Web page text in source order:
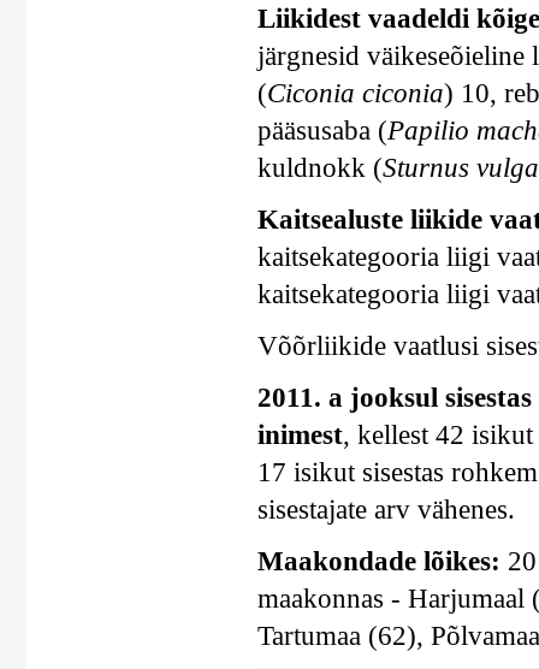
Liikidest vaadeldi
järgnesid väikeseõieline
(Ciconia ciconia) 10,
pääsusaba (Papilio
kuldnokk (Sturnus
Kaitsealuste liikide
kaitsekategooria liigi
kaitsekategooria liigi
Võõrliikide vaatlusi
2011. a jooksul
inimest, kellest 42 isikut
17 isikut sisestas
sisestajate arv vähenes.
Maakondade lõikes:
maakonnas - Harjumaal
Tartumaa (62),